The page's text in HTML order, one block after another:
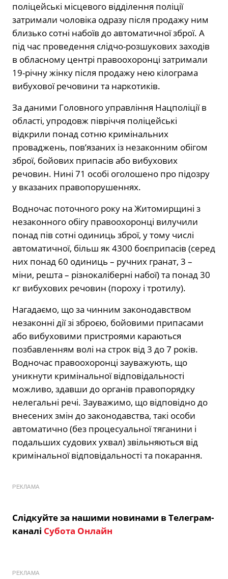
поліцейські місцевого відділення поліції
затримали чоловіка одразу після продажу ним
близько сотні набоїв до автоматичної зброї. А
під час проведення слідчо-розшукових заходів
в обласному центрі правоохоронці затримали
19-річну жінку після продажу нею кілограма
вибухової речовини та наркотиків.
За даними Головного управління Нацполіції в
області, упродовж півріччя поліцейські
відкрили понад сотню кримінальних
проваджень, пов’язаних із незаконним обігом
зброї, бойових припасів або вибухових
речовин. Нині 71 особі оголошено про підозру
у вказаних правопорушеннях.
Водночас поточного року на Житомирщині з
незаконного обігу правоохоронці вилучили
понад пів сотні одиниць зброї, у тому числі
автоматичної, більш як 4300 боєприпасів (серед
них понад 60 одиниць – ручних гранат, 3 –
міни, решта – різнокаліберні набої) та понад 30
кг вибухових речовин (пороху і тротилу).
Нагадаємо, що за чинним законодавством
незаконні дії зі зброєю, бойовими припасами
або вибуховими пристроями караються
позбавленням волі на строк від 3 до 7 років.
Водночас правоохоронці зауважують, що
уникнути кримінальної відповідальності
можливо, здавши до органів правопорядку
нелегальні речі. Зауважимо, що відповідно до
внесених змін до законодавства, такі особи
автоматично (без процесуальної тяганини і
подальших судових ухвал) звільняються від
кримінальної відповідальності та покарання.
РЕКЛАМА
Слідкуйте за нашими новинами в Телеграм-
каналі Субота Онлайн
РЕКЛАМА